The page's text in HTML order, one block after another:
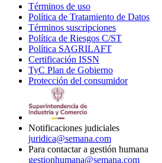
Términos de uso
in
new
window
Política de Tratamiento de Datos
Términos suscripciones
in
Política de Riesgos C/ST
Política SAGRILAFT
new
window
Certificación ISSN
in
new
TyC Plan de Gobierno
in
Protección del consumidorOpens
Notificaciones judiciales
juridica@semana.com
Para contactar a gestión humana
gestionhumana@semana.com